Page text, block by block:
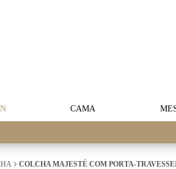
CAMA
COLCHA MAJESTÉ COM PORTA-